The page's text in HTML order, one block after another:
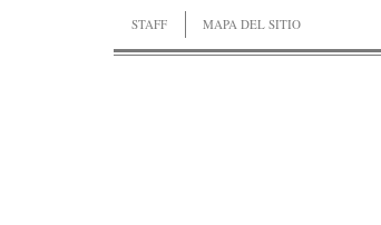
STAFF MAPA DEL SITIO